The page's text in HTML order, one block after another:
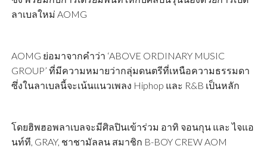
ลาเบลใหม่ AOMG
AOMG ย่อมาจากคำว่า ‘ABOVE ORDINARY MUSIC
GROUP’ ที่มีความหมายว่ากลุ่มดนตรีที่เหนือความธรรมดา
ซึ่งในลาเบลนี้จะเน้นแนวเพลง Hiphop และ R&B เป็นหลัก
โดยฮิพฮอพลาเบลจะมีศิลปินเข้าร่วม อาทิ จอนกุน และ ไจแอ
นท์ที, GRAY, ชาชามัลลน สมาชิก B-BOY CREW AOM